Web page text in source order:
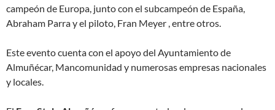
campeón de Europa, junto con el subcampeón de España,
Abraham Parra y el piloto, Fran Meyer , entre otros.
Este evento cuenta con el apoyo del Ayuntamiento de
Almuñécar, Mancomunidad y numerosas empresas nacionales
y locales.